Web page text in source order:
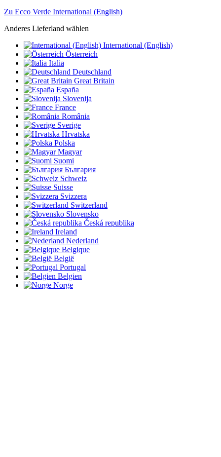
Zu Ecco Verde International (English)
Anderes Lieferland wählen
International (English)
Österreich
Italia
Deutschland
Great Britain
España
Slovenija
France
România
Sverige
Hrvatska
Polska
Magyar
Suomi
България
Schweiz
Suisse
Svizzera
Switzerland
Slovensko
Česká republika
Ireland
Nederland
Belgique
België
Portugal
Belgien
Norge